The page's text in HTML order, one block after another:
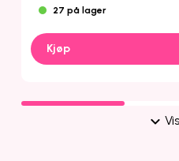
27 på lager
Kjøp